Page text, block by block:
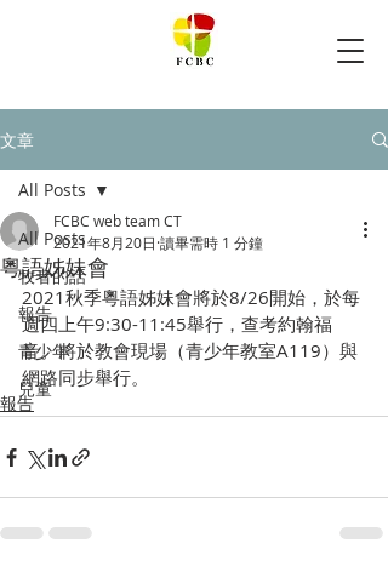
文章
All Posts
牧者的話
報告
青少年
兒童
All Posts
粵語姊妹會
FCBC web team CT
2021年8月20日 讀畢需時 1 分鐘
2021秋季粵語姊妹會將於8/26開始，於每
週四上午9:30-11:45舉行，查考約翰福
音。將於教會現場（青少年教室A119）與
網路同步舉行。
報告